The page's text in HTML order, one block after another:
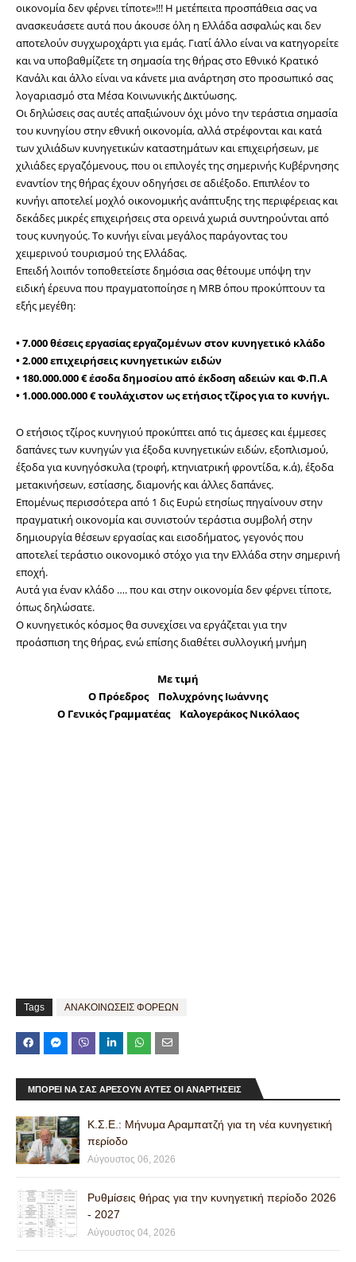
οικονομία δεν φέρνει τίποτε»!!! Η μετέπειτα προσπάθεια σας να
ανασκευάσετε αυτά που άκουσε όλη η Ελλάδα ασφαλώς και δεν
αποτελούν συγχωροχάρτι για εμάς. Γιατί άλλο είναι να κατηγορείτε
και να υποβαθμίζετε τη σημασία της θήρας στο Εθνικό Κρατικό
Κανάλι και άλλο είναι να κάνετε μια ανάρτηση στο προσωπικό σας
λογαριασμό στα Μέσα Κοινωνικής Δικτύωσης.
Οι δηλώσεις σας αυτές απαξιώνουν όχι μόνο την τεράστια σημασία
του κυνηγίου στην εθνική οικονομία, αλλά στρέφονται και κατά
των χιλιάδων κυνηγετικών καταστημάτων και επιχειρήσεων, με
χιλιάδες εργαζόμενους, που οι επιλογές της σημερινής Κυβέρνησης
εναντίον της θήρας έχουν οδηγήσει σε αδιέξοδο. Επιπλέον το
κυνήγι αποτελεί μοχλό οικονομικής ανάπτυξης της περιφέρειας και
δεκάδες μικρές επιχειρήσεις στα ορεινά χωριά συντηρούνται από
τους κυνηγούς. Το κυνήγι είναι μεγάλος παράγοντας του
χειμερινού τουρισμού της Ελλάδας.
Επειδή λοιπόν τοποθετείστε δημόσια σας θέτουμε υπόψη την
ειδική έρευνα που πραγματοποίησε η MRB όπου προκύπτουν τα
εξής μεγέθη:
• 7.000 θέσεις εργασίας εργαζομένων στον κυνηγετικό κλάδο
• 2.000 επιχειρήσεις κυνηγετικών ειδών
• 180.000.000 € έσοδα δημοσίου από έκδοση αδειών και Φ.Π.Α
• 1.000.000.000 € τουλάχιστον ως ετήσιος τζίρος για το κυνήγι.
Ο ετήσιος τζίρος κυνηγιού προκύπτει από τις άμεσες και έμμεσες
δαπάνες των κυνηγών για έξοδα κυνηγετικών ειδών, εξοπλισμού,
έξοδα για κυνηγόσκυλα (τροφή, κτηνιατρική φροντίδα, κ.ά), έξοδα
μετακινήσεων, εστίασης, διαμονής και άλλες δαπάνες.
Επομένως περισσότερα από 1 δις Ευρώ ετησίως πηγαίνουν στην
πραγματική οικονομία και συνιστούν τεράστια συμβολή στην
δημιουργία θέσεων εργασίας και εισοδήματος, γεγονός που
αποτελεί τεράστιο οικονομικό στόχο για την Ελλάδα στην σημερινή
εποχή.
Αυτά για έναν κλάδο …. που και στην οικονομία δεν φέρνει τίποτε,
όπως δηλώσατε.
Ο κυνηγετικός κόσμος θα συνεχίσει να εργάζεται για την
προάσπιση της θήρας, ενώ επίσης διαθέτει συλλογική μνήμη
Με τιμή
Ο Πρόεδρος Πολυχρόνης Ιωάννης
Ο Γενικός Γραμματέας Καλογεράκος Νικόλαος
Tags ΑΝΑΚΟΙΝΩΣΕΙΣ ΦΟΡΕΩΝ
ΜΠΟΡΕΊ ΝΑ ΣΑΣ ΑΡΈΣΟΥΝ ΑΥΤΈΣ ΟΙ ΑΝΑΡΤΉΣΕΙΣ
Κ.Σ.Ε.: Μήνυμα Αραμπατζή για τη νέα κυνηγετική
περίοδο
Αύγουστος 06, 2026
Ρυθμίσεις θήρας για την κυνηγετική περίοδο 2026
- 2027
Αύγουστος 04, 2026